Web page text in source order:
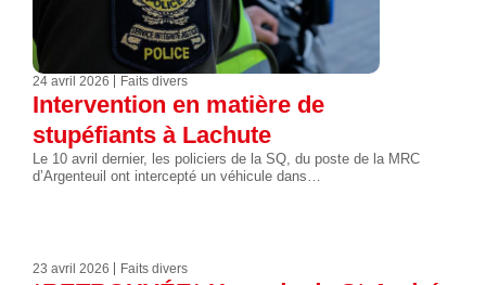
24 avril 2026 Faits divers
Intervention en matière de
stupéfiants à Lachute
Le 10 avril dernier, les policiers de la SQ, du poste de la MRC
d’Argenteuil ont intercepté un véhicule dans…
23 avril 2026 Faits divers